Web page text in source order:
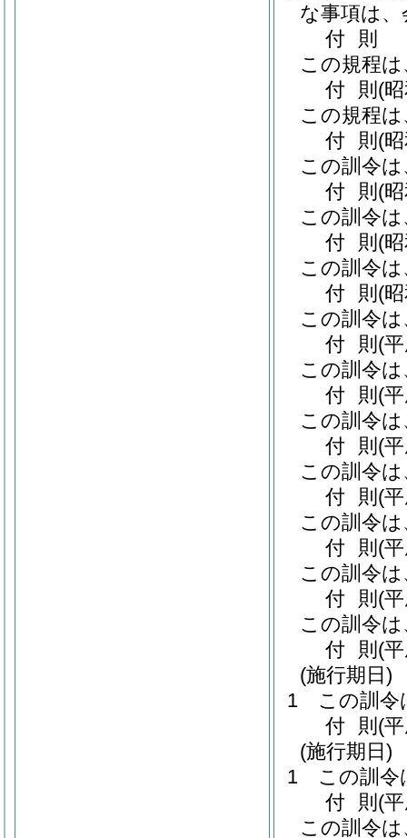
な事項は
付 則
この規程
付 則 (
この規程
付 則 (
この訓令
付 則 (
この訓令
付 則 (
この訓令
付 則 (
この訓令
付 則 (
この訓令
付 則 (
この訓令
付 則 (
この訓令
付 則 (
この訓令
付 則 (
この訓令
付 則 (
この訓令
付 則 (
(施行期日)
1
この訓令
付 則 (
(施行期日)
1
この訓令
付 則 (
この訓令